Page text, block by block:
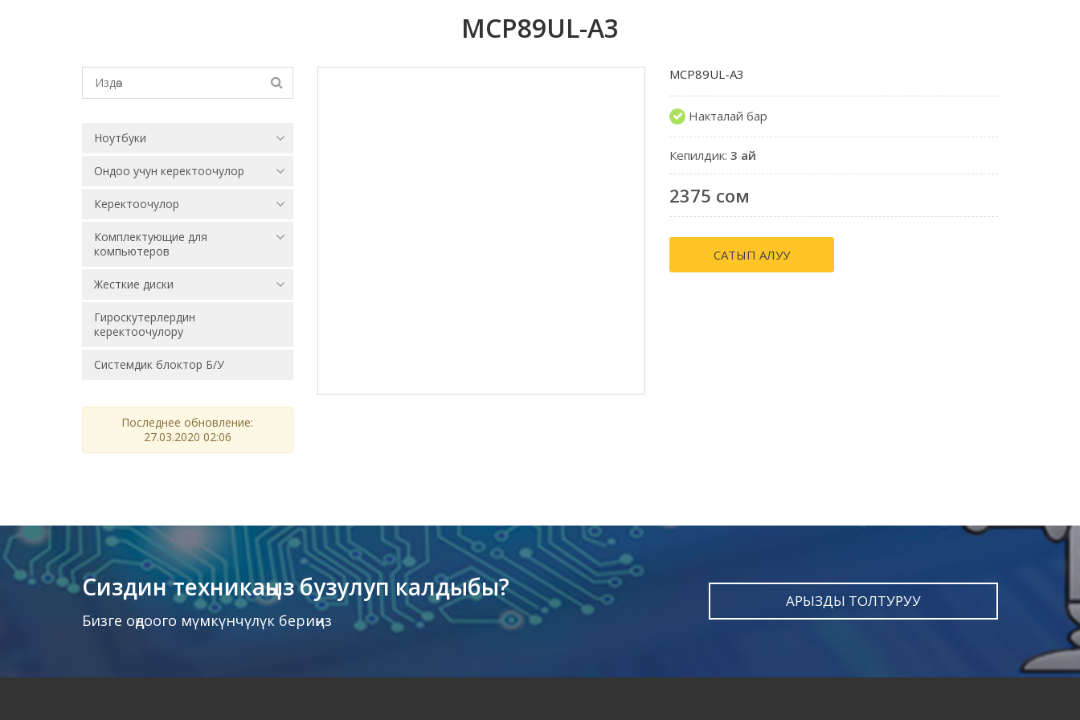
MCP89UL-A3
Ноутбуки
Ондоо учун керектоочулор
Керектоочулор
Комплектующие для
компьютеров
Жесткие диски
Гироскутерлердин
керектоочулору
Системдик блоктор Б/У
Последнее обновление:
27.03.2020 02:06
MCP89UL-A3
Накталай бар
Кепилдик:3 ай
2375 сом
САТЫП АЛУУ
Сиздин техникаңыз бузулуп калдыбы?
Бизге оңдоого мүмкүнчүлүк бериңиз
АРЫЗДЫ ТОЛТУРУУ